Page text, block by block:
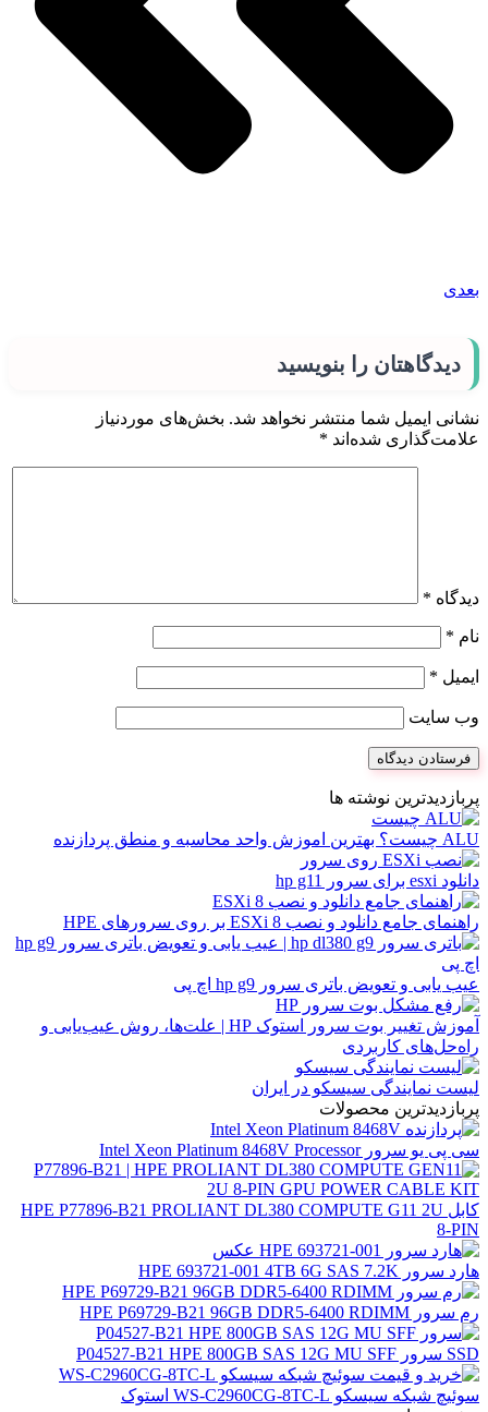
بعدی
دیدگاهتان را بنویسید
نشانی ایمیل شما منتشر نخواهد شد. بخش‌های موردنیاز
علامت‌گذاری شده‌اند *
دیدگاه *
نام *
ایمیل *
وب‌ سایت
پربازدیدترین نوشته ها
ALU چیست؟ بهترین اموزش واحد محاسبه و منطق پردازنده
دانلود esxi برای سرور hp g11
راهنمای جامع دانلود و نصب ESXi 8 بر روی سرورهای HPE
عیب یابی و تعویض باتری سرور hp g9 اچ پی
آموزش تغییر بوت سرور استوک HP | علت‌ها، روش عیب‌یابی و
راه‌حل‌های کاربردی
لیست نمایندگی سیسکو در ایران
پربازدیدترین محصولات
سی پی یو سرور Intel Xeon Platinum 8468V Processor
کابل HPE P77896-B21 PROLIANT DL380 COMPUTE G11 2U
8-PIN
هارد سرور HPE 693721-001 4TB 6G SAS 7.2K
رم سرور HPE P69729-B21 96GB DDR5-6400 RDIMM
SSD سرور P04527-B21 HPE 800GB SAS 12G MU SFF
سوئیچ شبکه سیسکو WS-C2960CG-8TC-L استوک